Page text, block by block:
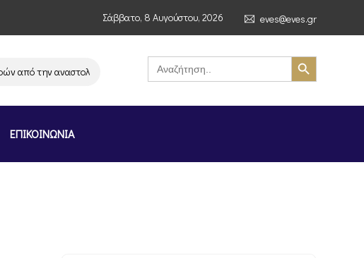
Σάββατο, 8 Αυγούστου, 2026 eves@eves.gr
την αναστολή λειτουργίας της αλυσίδας σούπερ μάρκετ MERE στην Ελλάδα –
Search
for:
Search Button
ΕΠΙΚΟΙΝΩΝΙΑ